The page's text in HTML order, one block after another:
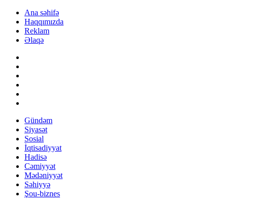
Ana səhifə
Haqqımızda
Reklam
Əlaqə
Gündəm
Siyasət
Sosial
İqtisadiyyat
Hadisə
Cəmiyyət
Mədəniyyət
Səhiyyə
Şou-biznes